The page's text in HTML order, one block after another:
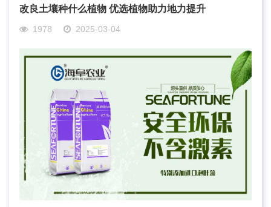
改良土壤种什么植物 优选植物助力地力提升
1978 2025-03-04